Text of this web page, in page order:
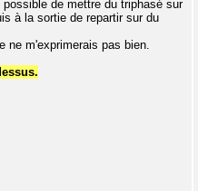
de mettre du triphasé sur
à la sortie de repartir sur du
ne m'exprimerais pas bien.